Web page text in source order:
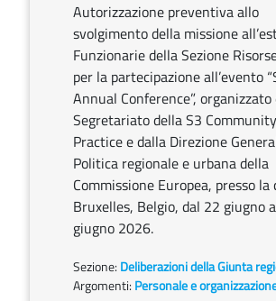
Autorizzazione preventiva allo
svolgimento della missione
Funzionarie della Sezione
per la partecipazione all’evento
Annual Conference”, organizzato
Segretariato della S3
Practice e dalla Direzione
Politica regionale e urbana della
Commissione Europea, presso
Bruxelles, Belgio, dal 22 giugno
giugno 2026.
Sezione: Deliberazioni della Giunta
Argomenti: Personale e